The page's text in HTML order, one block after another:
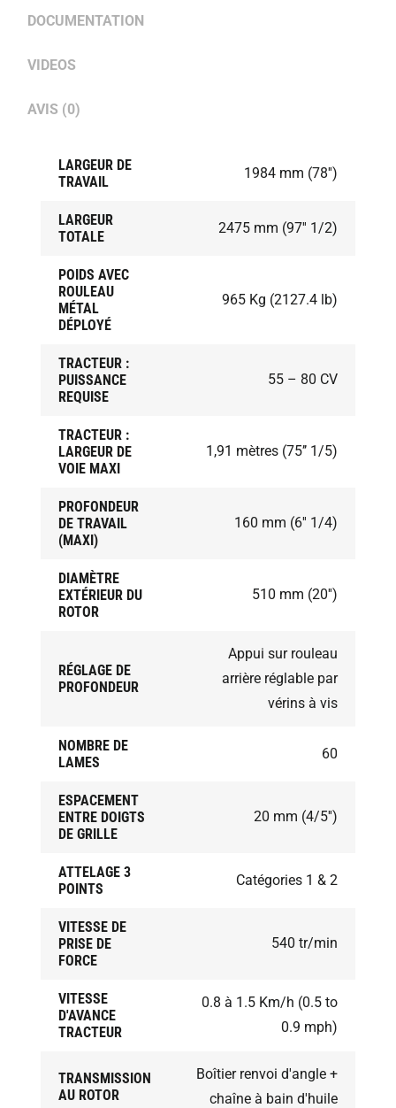
DOCUMENTATION
VIDEOS
AVIS (0)
LARGEUR DE
TRAVAIL
1984 mm (78'')
LARGEUR
TOTALE
2475 mm (97'' 1/2)
POIDS AVEC
ROULEAU
MÉTAL
DÉPLOYÉ
965 Kg (2127.4 lb)
TRACTEUR :
PUISSANCE
REQUISE
55 – 80 CV
TRACTEUR :
LARGEUR DE
VOIE MAXI
1,91 mètres (75’’ 1/5)
PROFONDEUR
DE TRAVAIL
(MAXI)
160 mm (6'' 1/4)
DIAMÈTRE
EXTÉRIEUR DU
ROTOR
510 mm (20'')
RÉGLAGE DE
PROFONDEUR
Appui sur rouleau
arrière réglable par
vérins à vis
NOMBRE DE
LAMES
60
ESPACEMENT
ENTRE DOIGTS
DE GRILLE
20 mm (4/5'')
ATTELAGE 3
POINTS
Catégories 1 & 2
VITESSE DE
PRISE DE
FORCE
540 tr/min
VITESSE
D'AVANCE
TRACTEUR
0.8 à 1.5 Km/h (0.5 to
0.9 mph)
TRANSMISSION
AU ROTOR
Boîtier renvoi d'angle +
chaîne à bain d'huile